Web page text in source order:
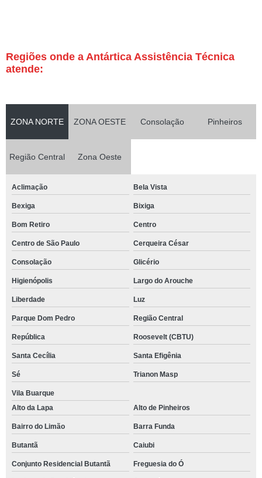
Regiões onde a Antártica Assistência Técnica
atende:
ZONA NORTE ZONA OESTE Consolação Pinheiros
Região Central Zona Oeste
Aclimação Bela Vista
Bexiga Bixiga
Bom Retiro Centro
Centro de São Paulo Cerqueira César
Consolação Glicério
Higienópolis Largo do Arouche
Liberdade Luz
Parque Dom Pedro Região Central
República Roosevelt (CBTU)
Santa Cecília Santa Efigênia
Sé Trianon Masp
Vila Buarque
Alto da Lapa
Alto de Pinheiros
Bairro do Limão Barra Funda
Butantã Caiubi
Conjunto Residencial Butantã Freguesia do Ó